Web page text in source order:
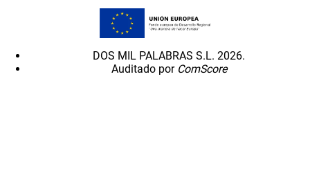
DOS MIL PALABRAS S.L. 2026.
Auditado por ComScore